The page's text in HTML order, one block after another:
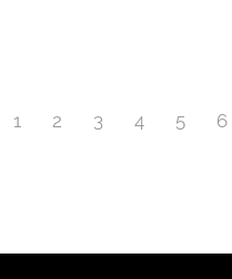
1 2 3 4 5 6